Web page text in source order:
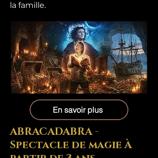
la famille.
En savoir plus
ABRACADABRA -
Spectacle de magie À